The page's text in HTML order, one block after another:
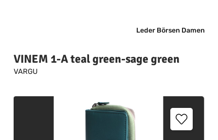
Leder Börsen Damen
VINEM 1-A teal green-sage green
VARGU
Bildergalerie überspringen